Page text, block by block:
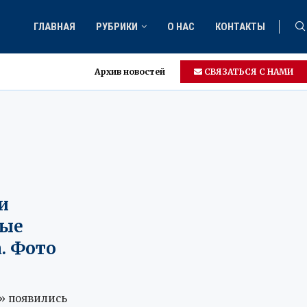
ГЛАВНАЯ РУБРИКИ О НАС КОНТАКТЫ
Архив новостей СВЯЗАТЬСЯ С НАМИ
Фото
появились